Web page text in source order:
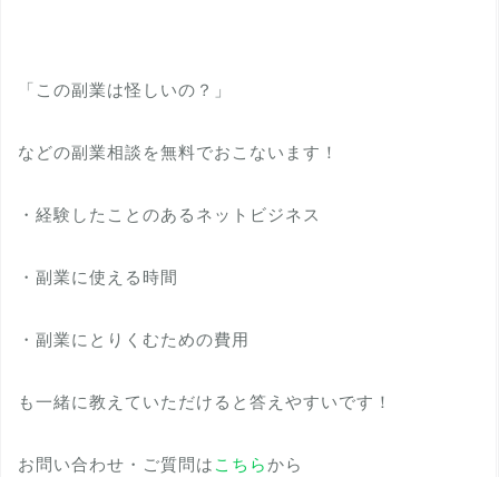
「この副業は怪しいの？」
などの副業相談を無料でおこないます！
・経験したことのあるネットビジネス
・副業に使える時間
・副業にとりくむための費用
も一緒に教えていただけると答えやすいです！
お問い合わせ・ご質問は こちら から